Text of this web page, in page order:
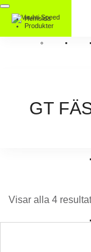
Hemsida
Produkter
GT
Visar alla 4 resultat